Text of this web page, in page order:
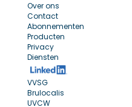
Over ons
Contact
Abonnementen
Producten
Privacy
Diensten
VVSG
Brulocalis
UVCW